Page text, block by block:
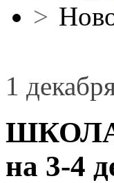
>
1
ШКОЛА
на 3-4